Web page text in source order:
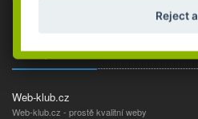
Naši partneři
Web-klub.cz
Web-klub.cz - prostě kvalitní weby
Reject